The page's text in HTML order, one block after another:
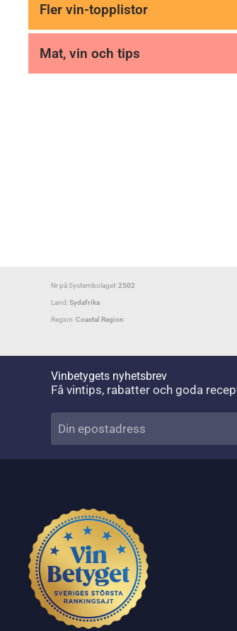
Fler vin-topplistor
Mat, vin och tips
Nr på Systembolaget:2502
Land:Sydafrika
Region:Coastal Region
Vinbetygets nyhetsbrev
Få vintips, rabatter och goda